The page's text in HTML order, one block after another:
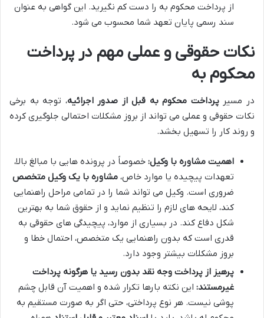
از پرداخت محکوم به را دست کم نگیرید. این گواهی به عنوان
سند رسمی پایان تعهد شما محسوب می شود.
نکات حقوقی و عملی مهم در پرداخت
محکوم به
در مسیرپرداخت محکوم به قبل از صدور اجرائیه، توجه به برخی
نکات حقوقی و عملی می تواند از بروز مشکلات احتمالی جلوگیری کرده
و روند کار را تسهیل بخشد.
اهمیت مشاوره با وکیل: خصوصاً در پرونده هایی با مبالغ بالا،
تعهدات پیچیده یا موارد خاص، مشاوره با یک وکیل متخصص
ضروری است. وکیل می تواند شما را در تمامی مراحل راهنمایی
کند، لایحه های لازم را تنظیم نماید و از حقوق شما به بهترین
شکل دفاع کند. در بسیاری از موارد، پیچیدگی های حقوقی به
قدری است که بدون راهنمایی یک متخصص، احتمال خطا و
بروز مشکلات بیشتر وجود دارد.
پرهیز از پرداخت وجه نقد بدون رسید یا هرگونه پرداخت
غیرمستند: این نکته بارها تکرار شده و اهمیت آن قابل چشم
پوشی نیست. هر نوع پرداختی، حتی اگر به صورت مستقیم به